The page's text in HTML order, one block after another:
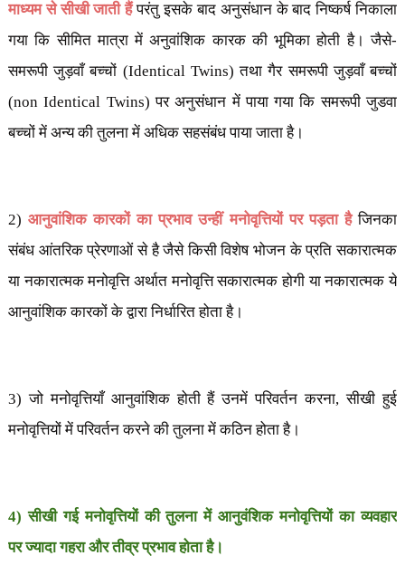
माध्यम से सीखी जाती हैंपरंतु इसके बाद अनुसंधान के बाद निष्कर्ष निकाला
गया कि सीमित मात्रा में अनुवांशिक कारक की भूमिका होती है। जैसे-
समरूपी जुड़वाँ बच्चों (Identical Twins)तथा गैर समरूपी जुड़वाँ बच्चों
(non Identical Twins)पर अनुसंधान में पाया गया कि समरूपी जुडवा
बच्चों में अन्य की तुलना में अधिक सहसंबंध पाया जाता है।
2)आनुवांशिक कारकों का प्रभाव उन्हीं मनोवृत्तियों पर पड़ता हैजिनका
संबंध आंतरिक प्रेरणाओं से है जैसे किसी विशेष भोजन के प्रति सकारात्मक
या नकारात्मक मनोवृत्ति अर्थात मनोवृत्ति सकारात्मक होगी या नकारात्मक ये
आनुवांशिक कारकों के द्वारा निर्धारित होता है।
3) जो मनोवृत्तियाँ आनुवांशिक होती हैं उनमें परिवर्तन करना,सीखी हुई
मनोवृत्तियों में परिवर्तन करने की तुलना में कठिन होता है।
4) सीखी गई मनोवृत्तियों की तुलना में आनुवंशिक मनोवृत्तियों का व्यवहार
परज्यादा गहरा और तीव्र प्रभाव होता है।